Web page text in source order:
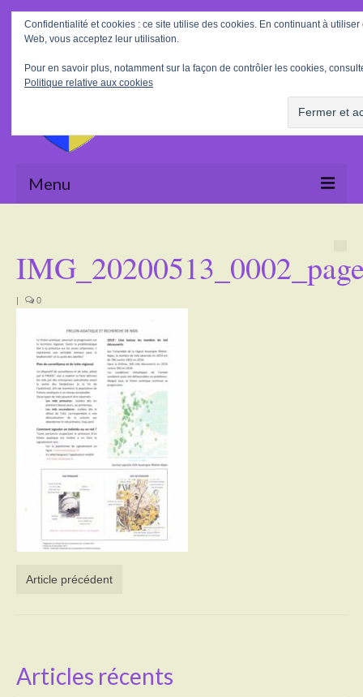
Rechercher
:
Menu
La Mairie
Le village
Tourisme
Actualités
Activités
Poésie
Contact
Heures d’ouverture
Démarches administratives
| 0
Article précédent
Articles récents
Confidentialité et cookies : ce site utilise des cookies. En continuant à utiliser
Web, vous acceptez leur utilisation.
Pour en savoir plus, notamment sur la façon de contrôler les cookies,
Politique relative aux cookies